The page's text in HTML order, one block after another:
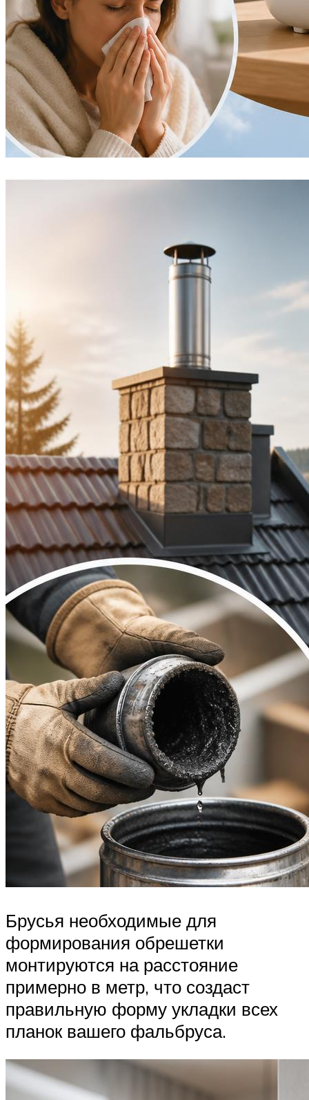
Брусья необходимые для
формирования обрешетки
монтируются на расстояние
примерно в метр, что создаст
правильную форму укладки всех
планок вашего фальбруса.